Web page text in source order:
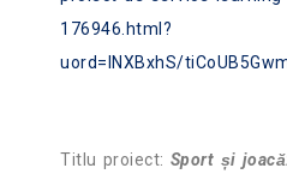
176946.html?
uord=INXBxhS/
Titlu proiect: Sport și